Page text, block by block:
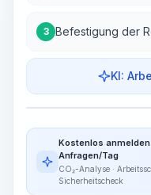
3 Befestigung der
KI:
Arbeitsschritte
~15-30
Kostenlos
Anfragen/Tag
CO₂-Analyse ·
Sicherheitscheck